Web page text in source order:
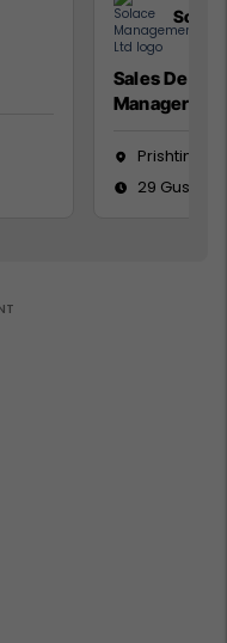
Sales
Manager
Prishtinë
29 Gusht